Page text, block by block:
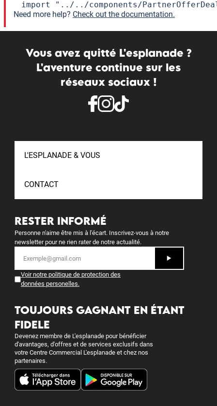
import "../../components/
Need more help? Check out the documentation.
Vous avez quitté L'esplanade ?
L'aventure continue sur les
réseaux sociaux !
L'ESPLANADE & VOUS
CONTACT
RESTER INFORMÉ
Personne n'aime être mis à l'écart. Inscrivez-vous à notre
newsletter pour ne rien rater de notre actualité.
Voir notre politique de protection des
données personelles.
TOUJOURS GAGNANT EN ÉTANT
FIDELE
Devenez membre de L'esplanade pour bénéficier
d'avantages, d'offres et de services exclusifs dans
votre Centre Commercial L'esplanade et chez nos
partenaires.